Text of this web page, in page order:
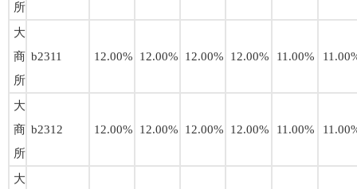
所
大
商
所
b2311 12.00% 12.00% 12.00% 12.00% 11.00%
大
商
所
b2312 12.00% 12.00% 12.00% 12.00% 11.00%
大